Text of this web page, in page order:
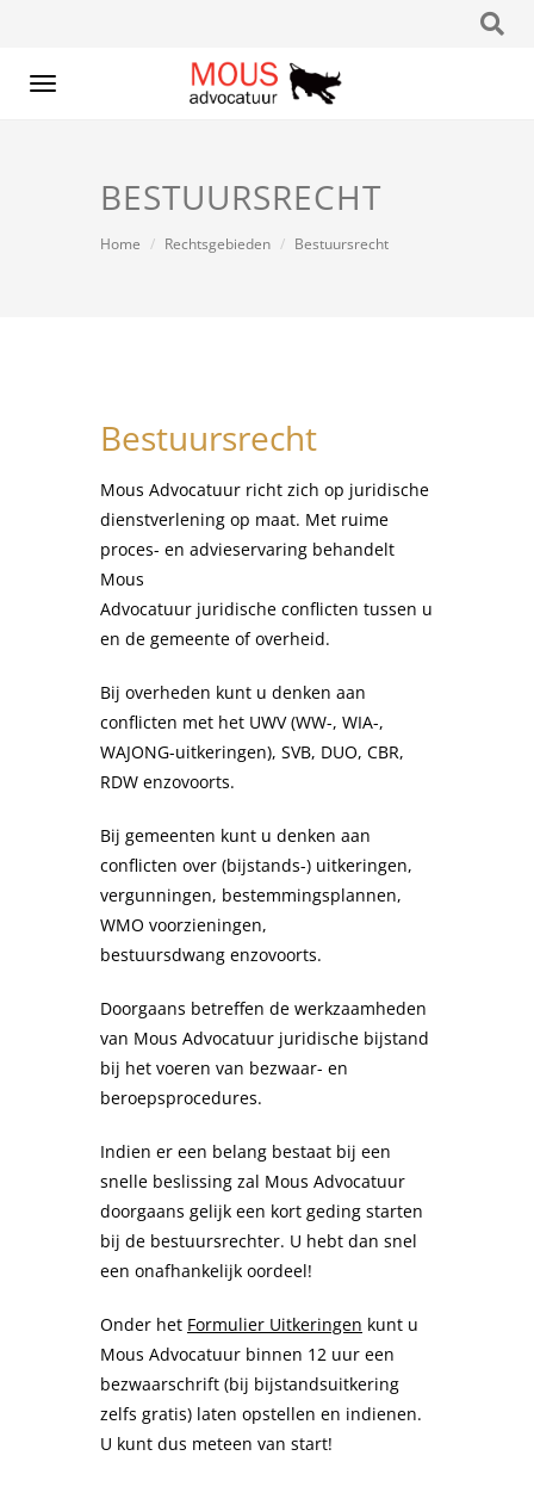
Toggle
BESTUURSRECHT
Home Rechtsgebieden Bestuursrecht
Bestuursrecht
Mous Advocatuur richt zich op juridische
dienstverlening op maat. Met ruime
proces- en advieservaring behandelt
Mous
Advocatuur juridische conflicten tussen u
en de gemeente of overheid.
Bij overheden kunt u denken aan
conflicten met het UWV (WW-, WIA-,
WAJONG-uitkeringen), SVB, DUO, CBR,
RDW enzovoorts.
Bij gemeenten kunt u denken aan
conflicten over (bijstands-) uitkeringen,
vergunningen, bestemmingsplannen,
WMO voorzieningen,
bestuursdwang enzovoorts.
Doorgaans betreffen de werkzaamheden
van Mous Advocatuur juridische bijstand
bij het voeren van bezwaar- en
beroepsprocedures.
Indien er een belang bestaat bij een
snelle beslissing zal Mous Advocatuur
doorgaans gelijk een kort geding starten
bij de bestuursrechter. U hebt dan snel
een onafhankelijk oordeel!
Onder het Formulier Uitkeringen kunt u
Mous Advocatuur binnen 12 uur een
bezwaarschrift (bij bijstandsuitkering
zelfs gratis) laten opstellen en indienen.
U kunt dus meteen van start!